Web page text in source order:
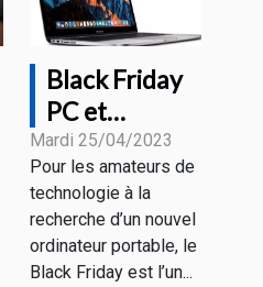
Black Friday
PC et
MacBook : à
quoi
s’attendre
comme
promotions ?
Mardi 25/04/2023
Pour les amateurs de
technologie à la
recherche d’un nouvel
ordinateur portable, le
Black Friday est l’un...